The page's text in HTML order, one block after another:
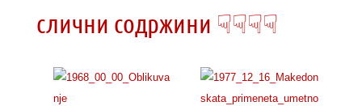
слични содржини ☟☟☟☟